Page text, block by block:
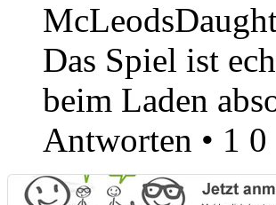
Das Spiel ist
beim Laden
Antworten • 1 0